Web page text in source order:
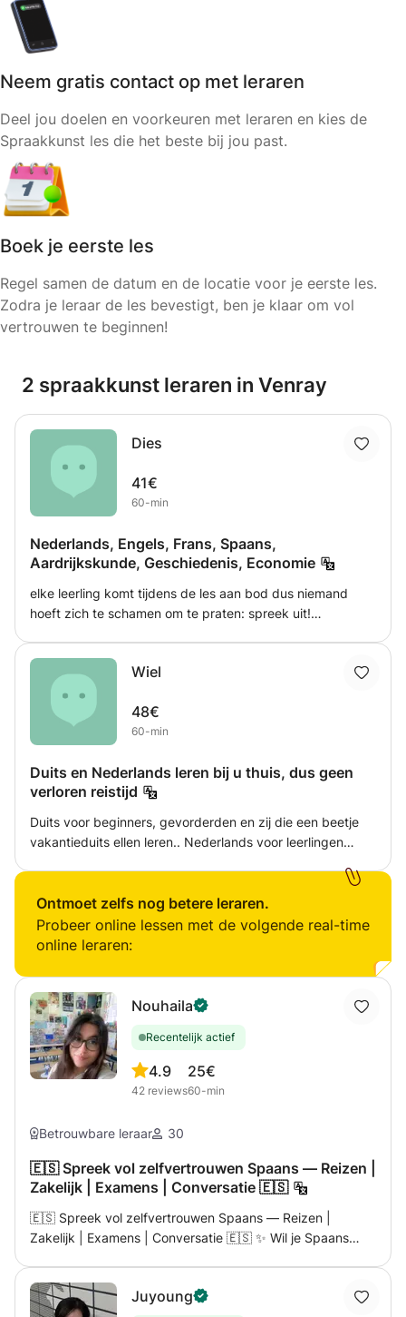
Neem gratis contact op met leraren
Deel jou doelen en voorkeuren met leraren en kies de
Spraakkunst les die het beste bij jou past.
Boek je eerste les
Regel samen de datum en de locatie voor je eerste les.
Zodra je leraar de les bevestigt, ben je klaar om vol
vertrouwen te beginnen!
2 spraakkunst leraren in Venray
Dies
41€
60-min
Nederlands, Engels, Frans, Spaans,
Aardrijkskunde, Geschiedenis, Economie
elke leerling komt tijdens de les aan bod dus niemand
hoeft zich te schamen om te praten: spreek uit!
bv. door middel van rollenspel, vraag & antwoord, dan wel
kennis en vocabulaire training.
Wiel
48€
60-min
Duits en Nederlands leren bij u thuis, dus geen
verloren reistijd
Duits voor beginners, gevorderden en zij die een beetje
vakantieduits ellen leren.. Nederlands voor leerlingen
grammaticca ter ondersteuning. Voor Nederlands betreft
het met name spelling Docent komt bij u aan huis
Ontmoet zelfs nog betere leraren.
Probeer online lessen met de volgende real-time
online leraren:
Nouhaila
Recentelijk actief
4.9
42 reviews
25€
60-min
Betrouwbare leraar 30
🇪🇸 Spreek vol zelfvertrouwen Spaans — Reizen |
Zakelijk | Examens | Conversatie 🇪🇸
🇪🇸 Spreek vol zelfvertrouwen Spaans — Reizen |
Zakelijk | Examens | Conversatie 🇪🇸 ✨ Wil je Spaans
✨ Ik ben een gekwalificeerde en ervaren docent Spaans
Juyoung